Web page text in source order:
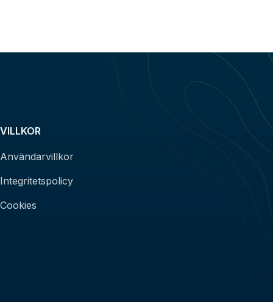
VILLKOR
Användarvillkor
Integritetspolicy
Cookies